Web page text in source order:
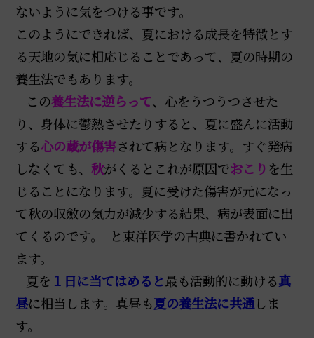
ないように気をつける事です。
このようにできれば、夏における成長を特徴とす
る天地の気に相応じることであって、夏の時期の
養生法でもあります。
この養生法に逆らって、心をうつうつさせた
り、身体に鬱熱させたりすると、夏に盛んに活動
する心の蔵が傷害されて病となります。すぐ発病
しなくても、 秋がくるとこれが原因でおこりを生
じることになります。夏に受けた傷害が元になっ
て秋の収斂の気力が減少する結果、病が表面に出
てくるのです。 と東洋医学の古典に書かれてい
ます。
夏を １日に当てはめると最も活動的に動ける真
昼に相当します。真昼も夏の養生法に共通しま
す。